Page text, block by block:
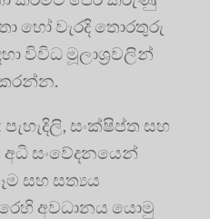
හෝ වැරදි තොරතුරු
විවිධ මූලාශ්‍රවලින්
සංක්ෂිප්ත සහ
සංවේදනයෙන්
සහ සත්‍යය
අවධානය යොමු